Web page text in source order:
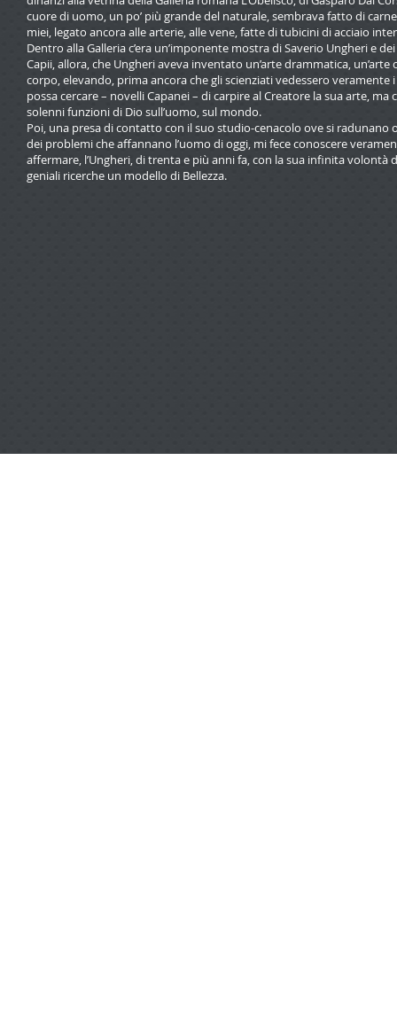
cuore di uomo, un po’ più grande del naturale, sembrava fatto di
miei, legato ancora alle arterie, alle vene, fatte di tubicini di acciaio
Dentro alla Galleria c’era un’imponente mostra di Saverio Ungheri e
Capii, allora, che Ungheri aveva inventato un’arte drammatica,
corpo, elevando, prima ancora che gli scienziati vedessero
possa cercare – novelli Capanei – di carpire al Creatore la sua arte,
solenni funzioni di Dio sull’uomo, sul mondo.
Poi, una presa di contatto con il suo studio-cenacolo ove si
dei problemi che affannano l’uomo di oggi, mi fece conoscere
affermare, l’Ungheri, di trenta e più anni fa, con la sua infinita
geniali ricerche un modello di Bellezza.